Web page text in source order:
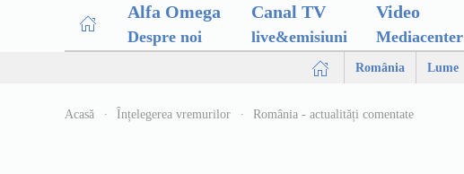
Alfa Omega
Despre noi
Canal TV
live&emisiuni
Video
Mediacenter
România Lume
Acasă Înțelegerea vremurilor România - actualități comentate